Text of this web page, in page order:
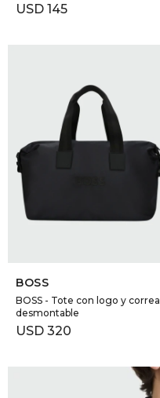
USD 145
BOSS
BOSS - Tote con logo y correa
desmontable
USD 320